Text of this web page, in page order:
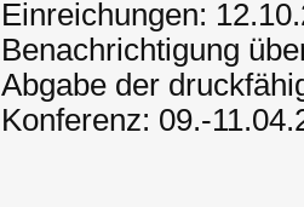
Einreichungen:
Benachrichtigung
Abgabe der
Konferenz: 09.-